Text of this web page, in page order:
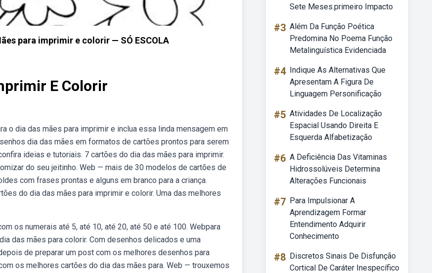
para imprimir e colorir — SÓ ESCOLA
E Colorir
o dia das mães para imprimir e inclua essa linda mensagem em
dia das mães em formatos de cartões prontos para serem
ideias e tutoriais. 7 cartões do dia das mães para imprimir.
do seu jeitinho. Web — mais de 30 modelos de cartões de
com frases prontas e alguns em branco para a criança.
do dia das mães para imprimir e colorir. Uma das melhores
os numerais até 5, até 10, até 20, até 50 e até 100. Webpara
das mães para colorir. Com desenhos delicados e uma
de preparar um post com os melhores desenhos para
os melhores cartões do dia das mães para. Web — trouxemos
Sete Meses.primeiro Impacto
#3 Além Da Função Poética
Predomina No Poema Função
Metalinguística Evidenciada
#4 Indique As Alternativas Que
Apresentam A Figura De
Linguagem Personificação
#5 Atividades De Localização
Espacial Usando Direita E
Esquerda Alfabetização
#6 A Deficiência Das Vitaminas
Hidrossolúveis Determina
Alterações Funcionais
#7 Para Impulsionar A
Aprendizagem Formar
Entendimento Adquirir
Conhecimento
#8 Discretos Sinais De Disfunção
Cortical De Caráter Inespecífico